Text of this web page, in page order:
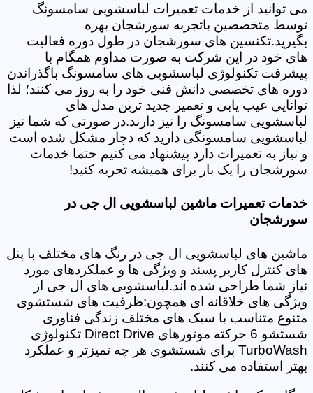
می توانید از خدمات تعمیرات لباسشویی سامسونگ
توسط متخصصین باتجربه سورشجان بهره
بگیرید.تکنسین های سورشجان در طول دوره فعالیت
های خود در این شرکت به صورت مداوم همگام با
پیشرفت تکنولوژی لباسشویی های سامسونگ باگذراندن
دوره های تخصصی دانش فنی خود را به روز می کنند؛ لذا
توانایی عیب یابی و تعمیر جدید ترین مدل های
لباسشویی سامسونگ را نیز دارند.در صورتی که شما نیز
لباسشویی سامسونگی دارید که دچار مشکل شده است
و نیاز به تعمیرات دارد پیشنهاد می کنیم حتما خدمات
سورشجان را یک بار برای همیشه تجربه کنید!
خدمات تعمیرات ماشین لباسشویی ال جی در
سورشجان
ماشین های لباسشویی ال جی در رنگ های مختلف با پنل
های کنترل کاربر پسند و ویژگی ها و عملکردهای مورد
نیاز شما طراحی شده اند.لباسشویی های ال جی از
ویژگی های خلاقانه ای همچون:ظرفیت های شستشوی
متنوع متناسب با سبک های مختلف زندگی فناوری
شستشو 6 حرکته موتورهای Direct Drive تکنولوژِی
TurboWash برای شستشوی هر چه تمیزتر و عملکرد
بهتر استفاده می کنند.